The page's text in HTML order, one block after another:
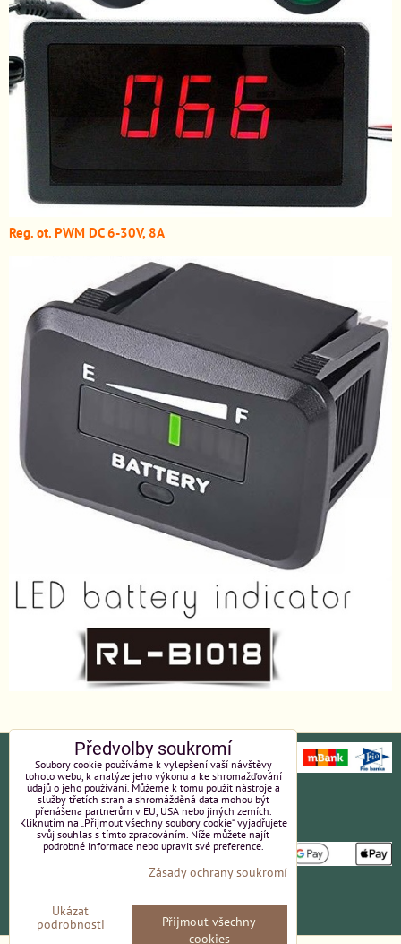
Reg. ot. PWM DC 6-30V, 8A
Ochrana osobních údajů
Platební údaje
Obchodní podmínky
Reklamace
Kontakt
Předvolby soukromí
Soubory cookie používáme k vylepšení vaší návštěvy
tohoto webu, k analýze jeho výkonu a ke shromažďování
údajů o jeho používání. Můžeme k tomu použít nástroje a
služby třetích stran a shromážděná data mohou být
přenášena partnerům v EU, USA nebo jiných zemích.
Kliknutím na „Přijmout všechny soubory cookie“ vyjadřujete
svůj souhlas s tímto zpracováním. Níže můžete najít
podrobné informace nebo upravit své preference.
Zásady ochrany soukromí
Ukázat
podrobnosti
Přijmout všechny
cookies